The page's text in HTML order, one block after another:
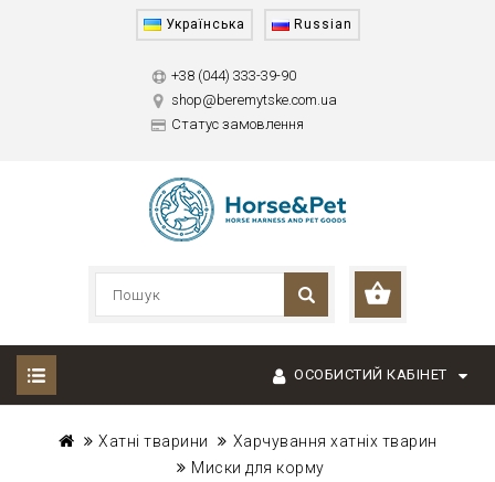
Українська Russian
+38 (044) 333-39-90
shop@beremytske.com.ua
Статус замовлення
ОСОБИСТИЙ КАБІНЕТ
Хатні тварини
Харчування хатніх тварин
Миски для корму